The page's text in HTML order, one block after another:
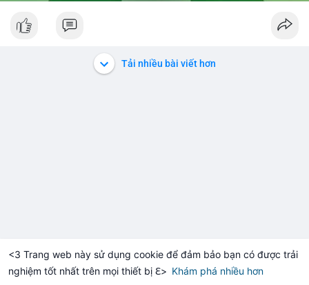
<3 Trang web này sử dụng cookie để đảm bảo bạn có được trải
nghiệm tốt nhất trên mọi thiết bị ℇ> Khám phá nhiều hơn
+0.23% Solana SOL $72.75 -1.06%
Tải nhiều bài viết hơn